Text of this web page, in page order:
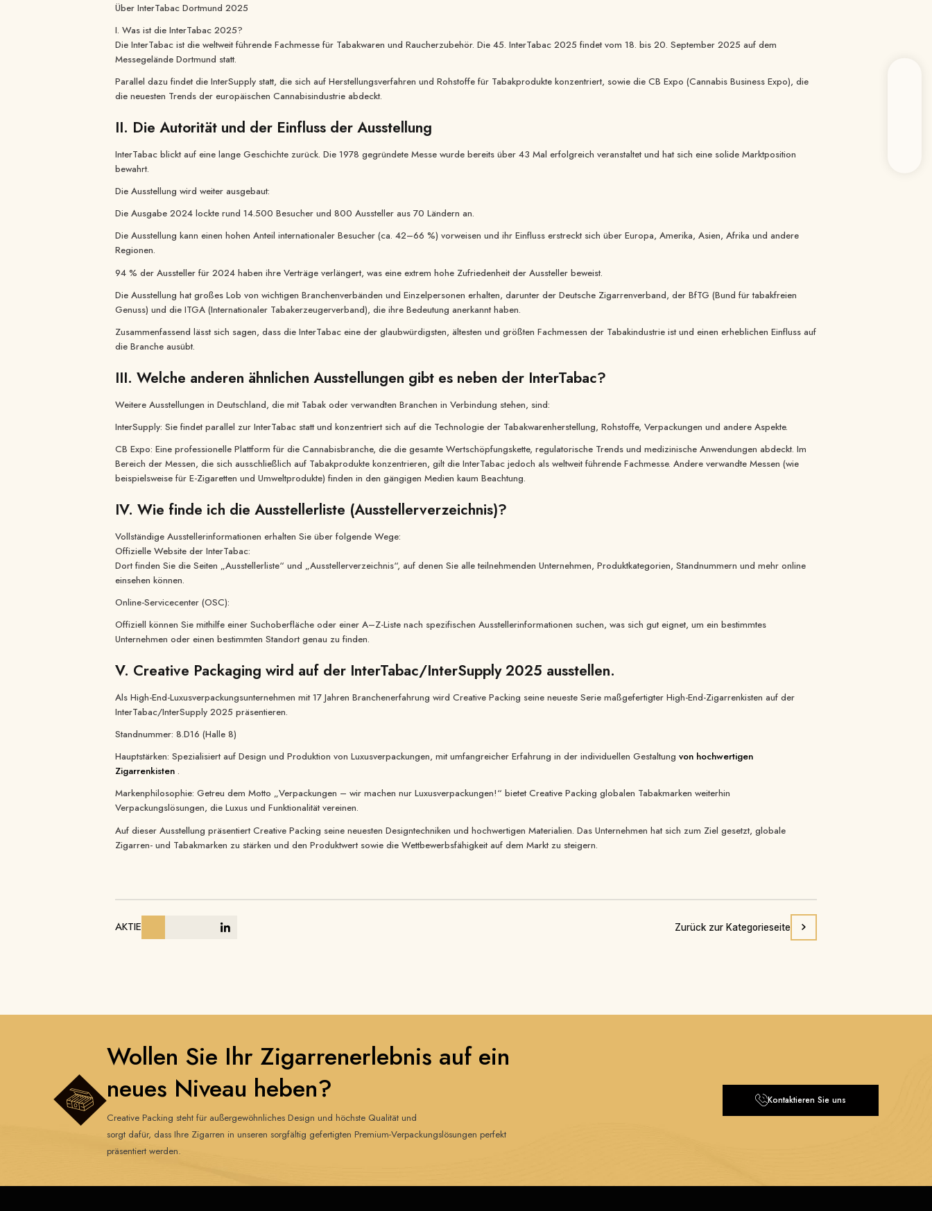
Über InterTabac Dortmund 2025
I. Was ist die InterTabac 2025?
Die InterTabac ist die weltweit führende Fachmesse für Tabakwaren und Raucherzubehör. Die 45. InterTabac 2025 findet vom 18. bis 20. September 2025 auf dem
Messegelände Dortmund statt.
Parallel dazu findet die InterSupply statt, die sich auf Herstellungsverfahren und Rohstoffe für Tabakprodukte konzentriert, sowie die CB Expo (Cannabis Business Expo), die
die neuesten Trends der europäischen Cannabisindustrie abdeckt.
II. Die Autorität und der Einfluss der Ausstellung
InterTabac blickt auf eine lange Geschichte zurück. Die 1978 gegründete Messe wurde bereits über 43 Mal erfolgreich veranstaltet und hat sich eine solide Marktposition
bewahrt.
Die Ausstellung wird weiter ausgebaut:
Die Ausgabe 2024 lockte rund 14.500 Besucher und 800 Aussteller aus 70 Ländern an.
Die Ausstellung kann einen hohen Anteil internationaler Besucher (ca. 42–66 %) vorweisen und ihr Einfluss erstreckt sich über Europa, Amerika, Asien, Afrika und andere
Regionen.
94 % der Aussteller für 2024 haben ihre Verträge verlängert, was eine extrem hohe Zufriedenheit der Aussteller beweist.
Die Ausstellung hat großes Lob von wichtigen Branchenverbänden und Einzelpersonen erhalten, darunter der Deutsche Zigarrenverband, der BfTG (Bund für tabakfreien
Genuss) und die ITGA (Internationaler Tabakerzeugerverband), die ihre Bedeutung anerkannt haben.
Zusammenfassend lässt sich sagen, dass die InterTabac eine der glaubwürdigsten, ältesten und größten Fachmessen der Tabakindustrie ist und einen erheblichen Einfluss auf
die Branche ausübt.
III. Welche anderen ähnlichen Ausstellungen gibt es neben der InterTabac?
Weitere Ausstellungen in Deutschland, die mit Tabak oder verwandten Branchen in Verbindung stehen, sind:
InterSupply: Sie findet parallel zur InterTabac statt und konzentriert sich auf die Technologie der Tabakwarenherstellung, Rohstoffe, Verpackungen und andere Aspekte.
CB Expo: Eine professionelle Plattform für die Cannabisbranche, die die gesamte Wertschöpfungskette, regulatorische Trends und medizinische Anwendungen abdeckt. Im
Bereich der Messen, die sich ausschließlich auf Tabakprodukte konzentrieren, gilt die InterTabac jedoch als weltweit führende Fachmesse. Andere verwandte Messen (wie
beispielsweise für E-Zigaretten und Umweltprodukte) finden in den gängigen Medien kaum Beachtung.
IV. Wie finde ich die Ausstellerliste (Ausstellerverzeichnis)?
Vollständige Ausstellerinformationen erhalten Sie über folgende Wege:
Offizielle Website der InterTabac:
Dort finden Sie die Seiten „Ausstellerliste“ und „Ausstellerverzeichnis“, auf denen Sie alle teilnehmenden Unternehmen, Produktkategorien, Standnummern und mehr online
einsehen können.
Online-Servicecenter (OSC):
Offiziell können Sie mithilfe einer Suchoberfläche oder einer A–Z-Liste nach spezifischen Ausstellerinformationen suchen, was sich gut eignet, um ein bestimmtes
Unternehmen oder einen bestimmten Standort genau zu finden.
V. Creative Packaging wird auf der InterTabac/InterSupply 2025 ausstellen.
Als High-End-Luxusverpackungsunternehmen mit 17 Jahren Branchenerfahrung wird Creative Packing seine neueste Serie maßgefertigter High-End-Zigarrenkisten auf der
InterTabac/InterSupply 2025 präsentieren.
Standnummer: 8.D16 (Halle 8)
Hauptstärken: Spezialisiert auf Design und Produktion von Luxusverpackungen, mit umfangreicher Erfahrung in der individuellen Gestaltung von hochwertigen
Zigarrenkisten.
Markenphilosophie: Getreu dem Motto „Verpackungen – wir machen nur Luxusverpackungen!“ bietet Creative Packing globalen Tabakmarken weiterhin
Verpackungslösungen, die Luxus und Funktionalität vereinen.
Auf dieser Ausstellung präsentiert Creative Packing seine neuesten Designtechniken und hochwertigen Materialien. Das Unternehmen hat sich zum Ziel gesetzt, globale
Zigarren- und Tabakmarken zu stärken und den Produktwert sowie die Wettbewerbsfähigkeit auf dem Markt zu steigern.
AKTIE Zurück zur Kategorieseite
Wollen Sie Ihr Zigarrenerlebnis auf ein
neues Niveau heben?
Creative Packing steht für außergewöhnliches Design und höchste Qualität und
sorgt dafür, dass Ihre Zigarren in unseren sorgfältig gefertigten Premium-Verpackungslösungen perfekt
präsentiert werden.
Kontaktieren Sie uns
YouTube
LinkedIn
WhatsApp
kreative Verpackungen zu erhalten.
Einreichen